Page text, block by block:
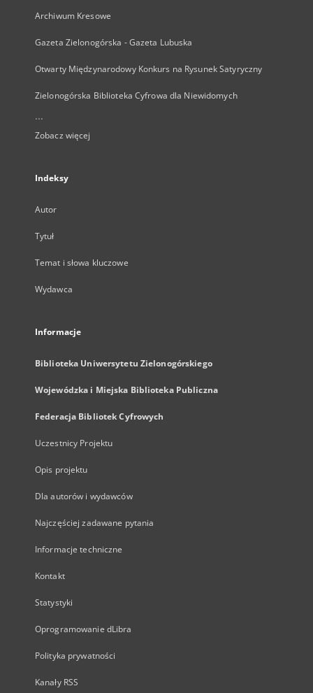
Archiwum Kresowe
Gazeta Zielonogórska - Gazeta Lubuska
Otwarty Międzynarodowy Konkurs na Rysunek Satyryczny
Zielonogórska Biblioteka Cyfrowa dla Niewidomych
...
Zobacz więcej
Indeksy
Autor
Tytuł
Temat i słowa kluczowe
Wydawca
Informacje
Biblioteka Uniwersytetu Zielonogórskiego
Wojewódzka i Miejska Biblioteka Publiczna
Federacja Bibliotek Cyfrowych
Uczestnicy Projektu
Opis projektu
Dla autorów i wydawców
Najczęściej zadawane pytania
Informacje techniczne
Kontakt
Statystyki
Oprogramowanie dLibra
Polityka prywatności
Kanały RSS